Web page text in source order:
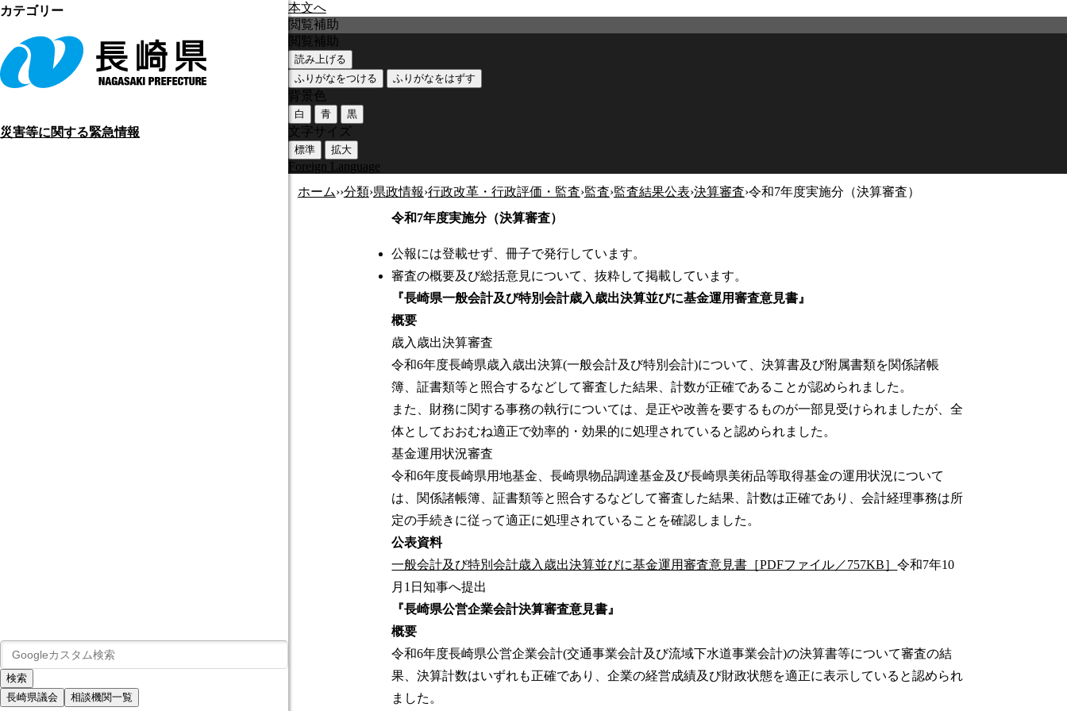
本文へ
災害等に関する緊急情報
長崎県議会 相談機関一覧
閲覧補助
閲覧補助
読み上げる
ふりがなをつける
ふりがなをはずす
背景色
白 青 黒
文字サイズ
標準 拡大
Foreign Language
ホーム››分類›県政情報›行政改革・行政評価・監査›監査›監査結果公表›決算審査›令和7年度実施分（決算審査）
令和7年度実施分（決算審査）
公報には登載せず、冊子で発行しています。
審査の概要及び総括意見について、抜粋して掲載しています。
『長崎県一般会計及び特別会計歳入歳出決算並びに基金運用審査意見書』
概要
歳入歳出決算審査
令和6年度長崎県歳入歳出決算(一般会計及び特別会計)について、決算書及び附属書類を関係諸帳
簿、証書類等と照合するなどして審査した結果、計数が正確であることが認められました。
また、財務に関する事務の執行については、是正や改善を要するものが一部見受けられましたが、全
体としておおむね適正で効率的・効果的に処理されていると認められました。
基金運用状況審査
令和6年度長崎県用地基金、長崎県物品調達基金及び長崎県美術品等取得基金の運用状況について
は、関係諸帳簿、証書類等と照合するなどして審査した結果、計数は正確であり、会計経理事務は所
定の手続きに従って適正に処理されていることを確認しました。
公表資料
一般会計及び特別会計歳入歳出決算並びに基金運用審査意見書［PDFファイル／757KB］令和7年10
月1日知事へ提出
『長崎県公営企業会計決算審査意見書』
概要
令和6年度長崎県公営企業会計(交通事業会計及び流域下水道事業会計)の決算書等について審査の結
果、決算計数はいずれも正確であり、企業の経営成績及び財政状態を適正に表示していると認められ
ました。
カテゴリー